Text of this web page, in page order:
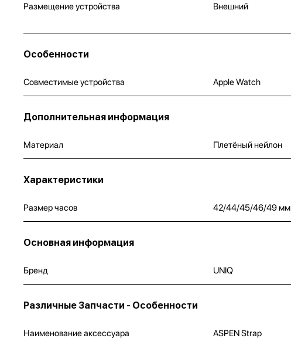
Размещение устройства Внешний
Особенности
Совместимые устройства Apple Watch
Дополнительная информация
Материал Плетёный нейлон
Характеристики
Размер часов 42/44/45/46/49 мм
Основная информация
Бренд UNIQ
Различные Запчасти - Особенности
Наименование аксессуара ASPEN Strap